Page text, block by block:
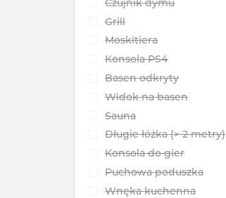
Grill
Moskitiera
Konsola PS4
Basen odkryty
Widok na basen
Sauna
Długie łóżka (> 2 metry)
Konsola do gier
Puchowa poduszka
Wnęka kuchenna